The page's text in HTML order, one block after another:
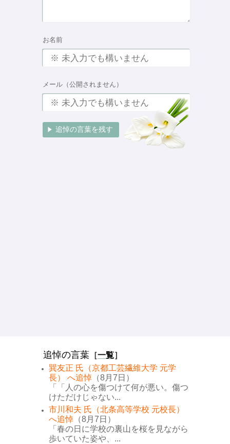
お名前
メール（公開されません）
追悼の言葉 ［一覧］
巽友正 氏（京都工芸繊維大学 元学
長） へ追悼 （8月7日）
「「人の心を傷つけて何が悪い。傷つ
けただけじゃない...
市川和夫 氏（北条高等学校 元校長）
へ追悼 （8月7日）
「春の日に学校の裏山を桜を見ながら
歩いていた姿や、...